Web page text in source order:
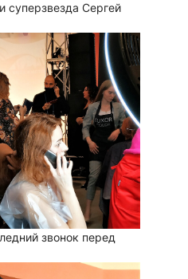
суперзвезда Сергей
звонок перед